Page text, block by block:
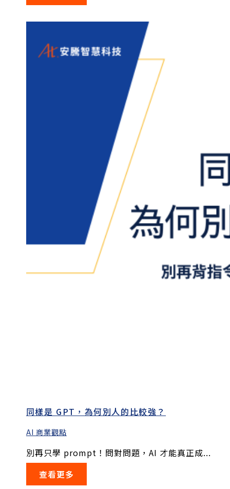
同樣是 GPT，為何別人的比較強？
AI 商業觀點
別再只學 prompt！問對問題，AI 才能真正成...
查看更多